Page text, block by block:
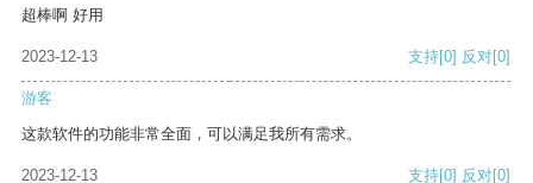
超棒啊 好用
2023-12-13 支持[0] 反对[0]
游客
这款软件的功能非常全面，可以满足我所有需求。
2023-12-13 支持[0] 反对[0]